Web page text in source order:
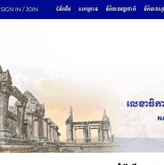
SIGN IN / JOIN ទំព័រដើម សកម្មភាព ព័ត៌មានអន្តរជាតិ ព័ត៌មានសុវ